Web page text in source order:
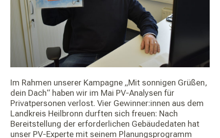
Im Rahmen unserer Kampagne „Mit sonnigen Grüßen,
dein Dach“ haben wir im Mai PV-Analysen für
Privatpersonen verlost. Vier Gewinner:innen aus dem
Landkreis Heilbronn durften sich freuen: Nach
Bereitstellung der erforderlichen Gebäudedaten hat
unser PV-Experte mit seinem Planungsprogramm